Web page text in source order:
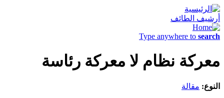
أرشيف الطائف
Type anywhere to search
معركة نظام لا معركة رئاسة
النوع: مقالة